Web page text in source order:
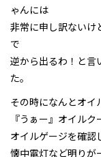
ゃんには
非常に申し訳ないけ
で
逆から出るわ！と言
た。
その時になんとオイ
『うぁー』オイル
オイルゲージを確認
懐中電灯など明りが